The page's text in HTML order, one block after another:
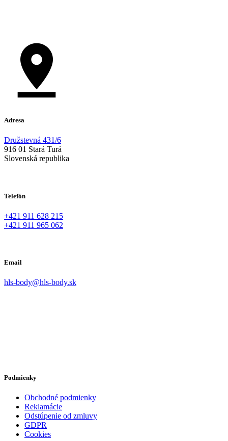
Adresa
Družstevná 431/6
916 01 Stará Turá
Slovenská republika
Telefón
+421 911 628 215
+421 911 965 062
Email
hls-body@hls-body.sk
Podmienky
Obchodné podmienky
Reklamácie
Odstúpenie od zmluvy
GDPR
Cookies